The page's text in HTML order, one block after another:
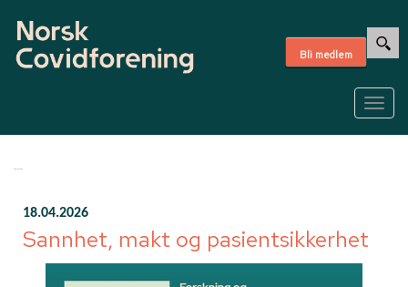
Bli medlem
18.04.2026
Sannhet, makt og pasientsikkerhet